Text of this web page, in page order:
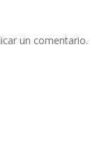
un comentario.